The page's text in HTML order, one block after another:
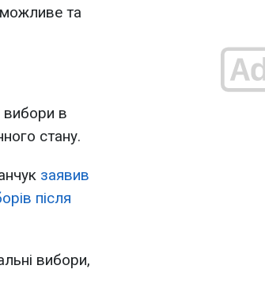
та
вибори в
стану.
заявив
після
вибори,